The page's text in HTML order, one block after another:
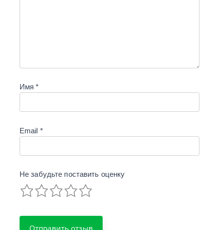
Имя*
Email *
Не забудьте поставить оценку